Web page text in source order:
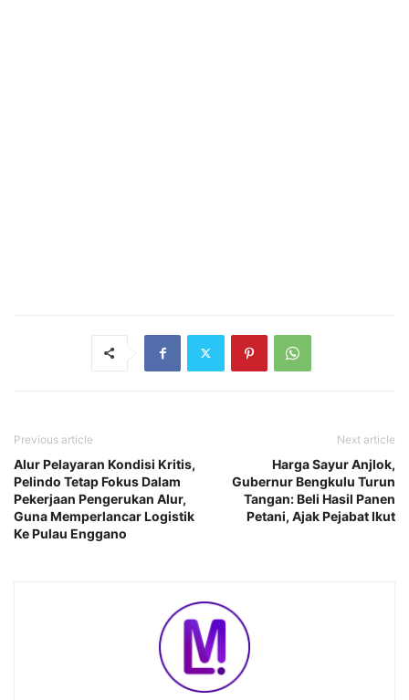
Previous article
Alur Pelayaran Kondisi Kritis,
Pelindo Tetap Fokus Dalam
Pekerjaan Pengerukan Alur,
Guna Memperlancar Logistik
Ke Pulau Enggano
Next article
Harga Sayur Anjlok,
Gubernur Bengkulu Turun
Tangan: Beli Hasil Panen
Petani, Ajak Pejabat Ikut